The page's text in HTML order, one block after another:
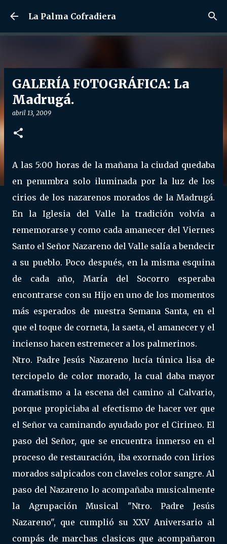
Ir al contenido principal
La Palma Cofradiera
GALERÍA FOTOGRÁFICA: La
Madrugá.
abril 13, 2009
A las 5:00 horas de la mañana la ciudad quedaba
en penumbra solo iluminada por la luz de los
cirios de los nazarenos morados de la Madrugá.
En la Iglesia del Valle la tradición volvía a
rememorarse y como cada amanecer del Viernes
Santo el Señor Nazareno del Valle salía a bendecir
a su pueblo. Poco después, en la misma esquina
de cada año, María del Socorro esperaba
encontrarse con su Hijo en uno de los momentos
más esperados de nuestra Semana Santa, en el
que el toque de corneta, la saeta, el amanecer y el
incienso hacen estremecer a los palmerinos.
Ntro. Padre Jesús Nazareno lucía túnica lisa de
terciopelo de color morado, la cual daba mayor
dramatismo a la escena del camino al Calvario,
porque propiciaba al efectismo de hacer ver que
el Señor va caminando ayudado por el Cirineo. El
paso del Señor, que se encuentra inmerso en el
proceso de restauración, iba exornado con lirios
morados salpicados con claveles color sangre. Al
paso del Nazareno lo acompañaba musicalmente
la Agrupación Musical "Ntro. Padre Jesús
Nazareno", que cumplió su XXV Aniversario al
compás de marchas clasicas que acompañaron